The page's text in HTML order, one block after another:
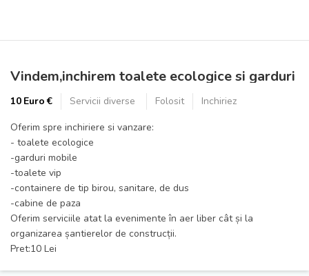
Vindem,inchirem toalete ecologice si garduri
10 Euro € Servicii diverse Folosit
Inchiriez
Oferim spre inchiriere si vanzare:
- toalete ecologice
-garduri mobile
-toalete vip
-containere de tip birou, sanitare, de dus
-cabine de paza
Oferim serviciile atat la evenimente în aer liber cât și la
organizarea șantierelor de construcții.
Pret:10 Lei